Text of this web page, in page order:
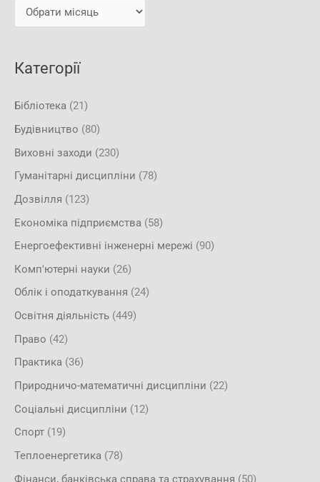
Категорії
Бібліотека (21)
Будівництво (80)
Виховні заходи (230)
Гуманітарні дисципліни (78)
Дозвілля (123)
Економіка підприємства (58)
Енергоефективні інженерні мережі (90)
Комп'ютерні науки (26)
Облік і оподаткування (24)
Освітня діяльність (449)
Право (42)
Практика (36)
Природничо-математичні дисципліни (22)
Соціальні дисципліни (12)
Спорт (19)
Теплоенергетика (78)
Фінанси, банківська справа та страхування (50)